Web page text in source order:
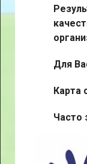
Для
Карта
Часто